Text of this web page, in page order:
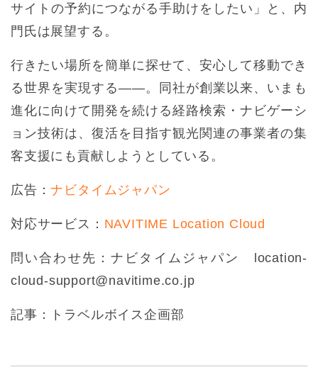
サイトの予約につながる手助けをしたい」と、内
門氏は展望する。
行きたい場所を簡単に探せて、安心して移動でき
る世界を実現する――。同社が創業以来、いまも
進化に向けて開発を続ける経路検索・ナビゲーシ
ョン技術は、復活を目指す観光関連の事業者の集
客支援にも貢献しようとしている。
広告：ナビタイムジャパン
対応サービス： NAVITIME Location Cloud
問い合わせ先：ナビタイムジャパン location-
cloud-support@navitime.co.jp
記事：トラベルボイス企画部